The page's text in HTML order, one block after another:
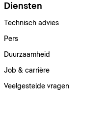
Diensten
Technisch advies
Pers
Duurzaamheid
Job & carrière
Veelgestelde vragen